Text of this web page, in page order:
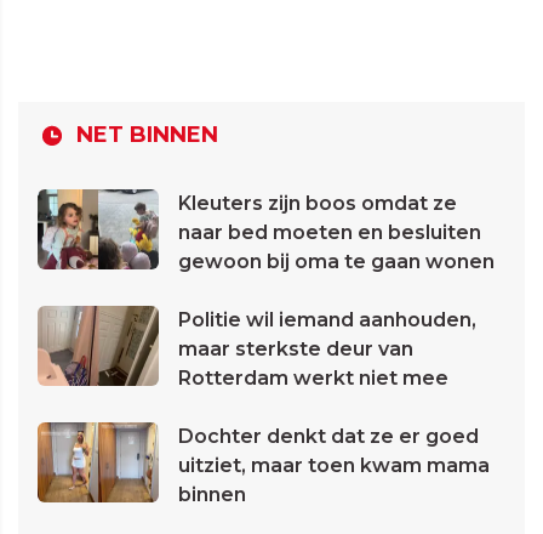
NET BINNEN
Kleuters zijn boos omdat ze
naar bed moeten en besluiten
gewoon bij oma te gaan wonen
Politie wil iemand aanhouden,
maar sterkste deur van
Rotterdam werkt niet mee
Dochter denkt dat ze er goed
uitziet, maar toen kwam mama
binnen